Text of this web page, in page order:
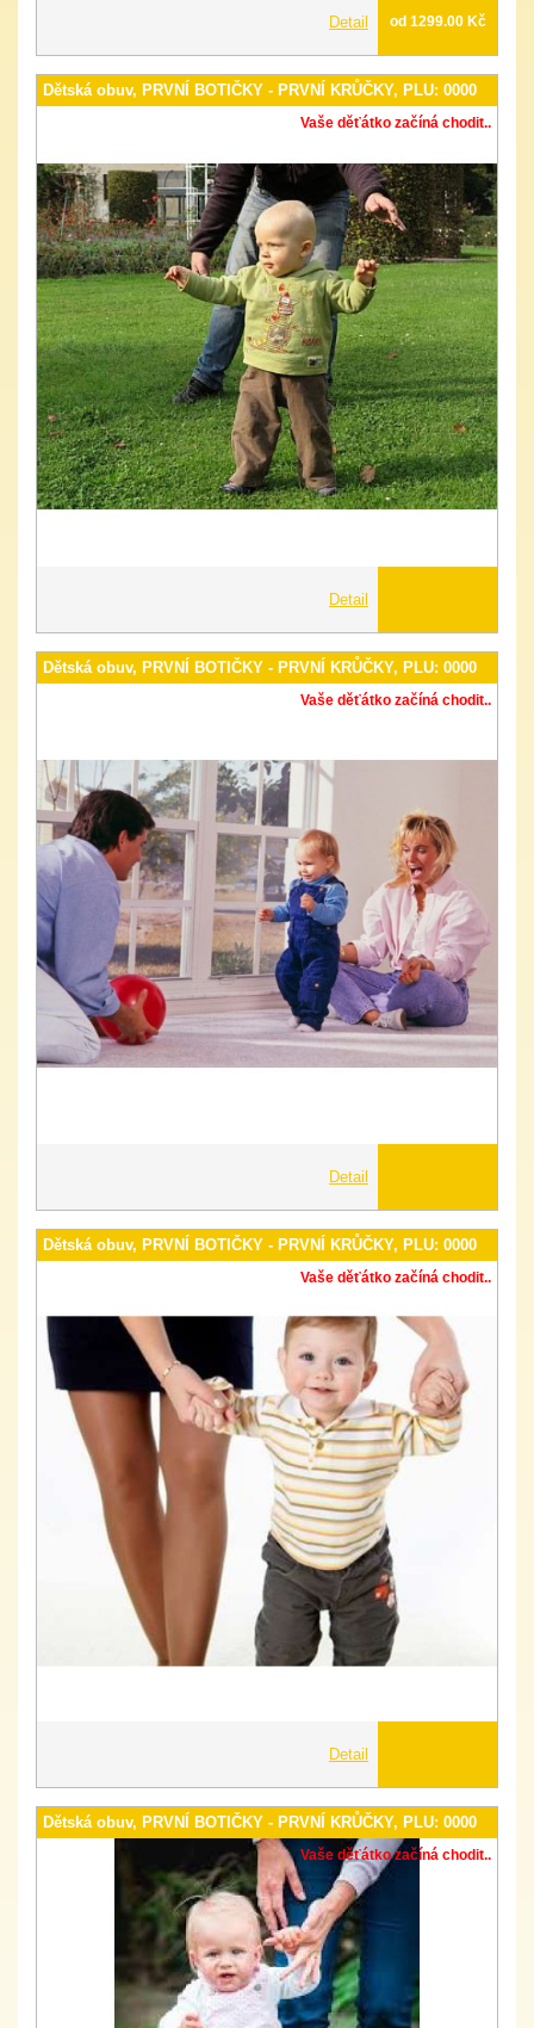
Detail od 1299.00 Kč
Dětská obuv, PRVNÍ BOTIČKY - PRVNÍ KRŮČKY, PLU: 0000
Vaše děťátko začíná chodit..
Detail
Dětská obuv, PRVNÍ BOTIČKY - PRVNÍ KRŮČKY, PLU: 0000
Vaše děťátko začíná chodit..
Detail
Dětská obuv, PRVNÍ BOTIČKY - PRVNÍ KRŮČKY, PLU: 0000
Vaše děťátko začíná chodit..
Detail
Dětská obuv, PRVNÍ BOTIČKY - PRVNÍ KRŮČKY, PLU: 0000
Vaše děťátko začíná chodit..